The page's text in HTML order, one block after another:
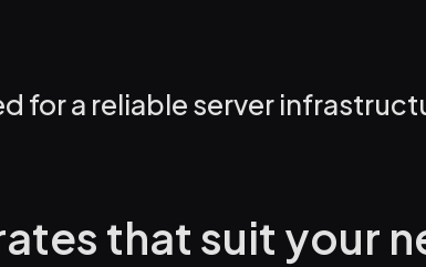
for a reliable server
that suit your